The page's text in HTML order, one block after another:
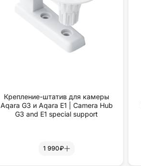
Крепление-штатив для камеры
Aqara G3 и Aqara E1 | Camera Hub
G3 and E1 special support
1 990₽